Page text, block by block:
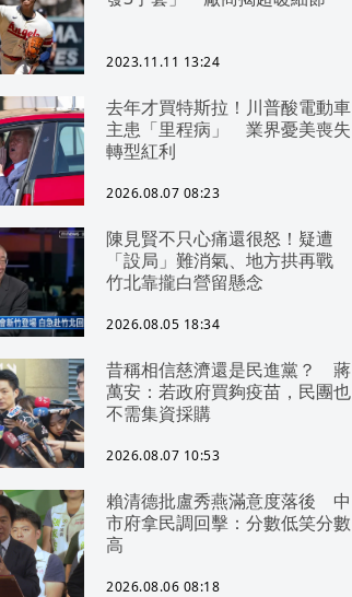
2023.11.11 13:24
去年才買特斯拉！川普酸電動車
主患「里程病」 業界憂美喪失
轉型紅利
2026.08.07 08:23
陳見賢不只心痛還很怒！疑遭
「設局」難消氣、地方拱再戰
竹北靠攏白營留懸念
2026.08.05 18:34
昔稱相信慈濟還是民進黨？ 蔣
萬安：若政府買夠疫苗，民團也
不需集資採購
2026.08.07 10:53
賴清德批盧秀燕滿意度落後 中
市府拿民調回擊：分數低笑分數
高
2026.08.06 08:18